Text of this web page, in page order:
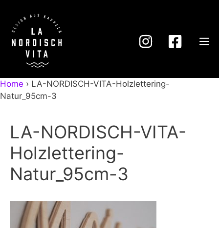
Inhalt
springen
Home › LA-NORDISCH-VITA-Holzlettering-
Natur_95cm-3
LA-NORDISCH-VITA-
Holzlettering-
Natur_95cm-3